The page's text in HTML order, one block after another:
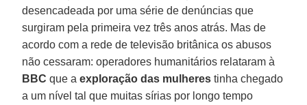
desencadeada por uma série de denúncias que
surgiram pela primeira vez três anos atrás. Mas de
acordo com a rede de televisão britânica os abusos
não cessaram: operadores humanitários relataram à
BBC que aexploração das mulheres tinha chegado
a um nível tal que muitas sírias por longo tempo